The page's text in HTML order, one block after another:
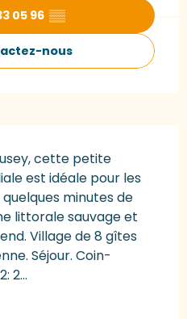
05 96 ▒▒
nous
cette petite
est idéale pour les
minutes de
littorale sauvage et
Village de 8 gîtes
Séjour. Coin-
2...